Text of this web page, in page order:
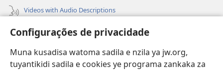
Configurações de privacidade
Muna kusadisa watoma sadila e nzila ya jw.org,
tuyantikidi sadila e cookies ye programa zankaka za
Videos with Audio Descriptions
Vavulula